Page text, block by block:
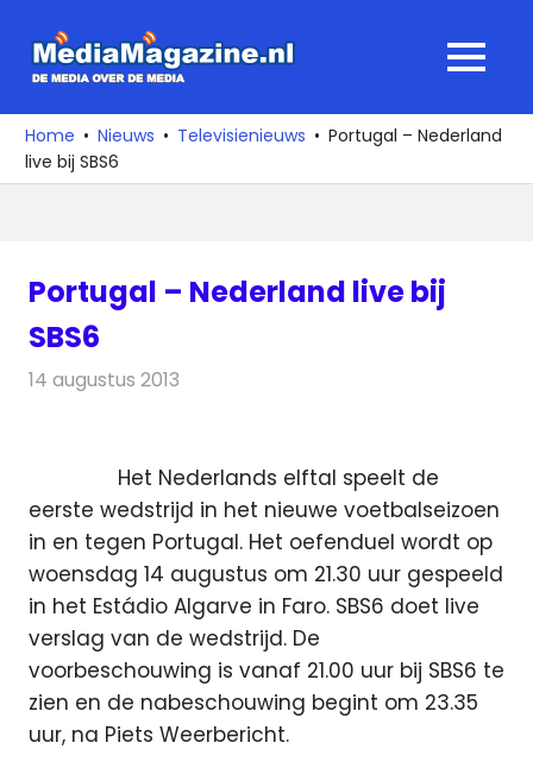
naar
media
over
de
MENU
Home Nieuws Televisienieuws
Portugal – Nederland
live bij SBS6
Portugal – Nederland live bij
SBS6
14 augustus 2013
Het Nederlands elftal speelt de
eerste wedstrijd in het nieuwe voetbalseizoen
in en tegen Portugal. Het oefenduel wordt op
woensdag 14 augustus om 21.30 uur gespeeld
in het Estádio Algarve in Faro. SBS6 doet live
verslag van de wedstrijd. De
voorbeschouwing is vanaf 21.00 uur bij SBS6 te
zien en de nabeschouwing begint om 23.35
uur, na Piets Weerbericht.